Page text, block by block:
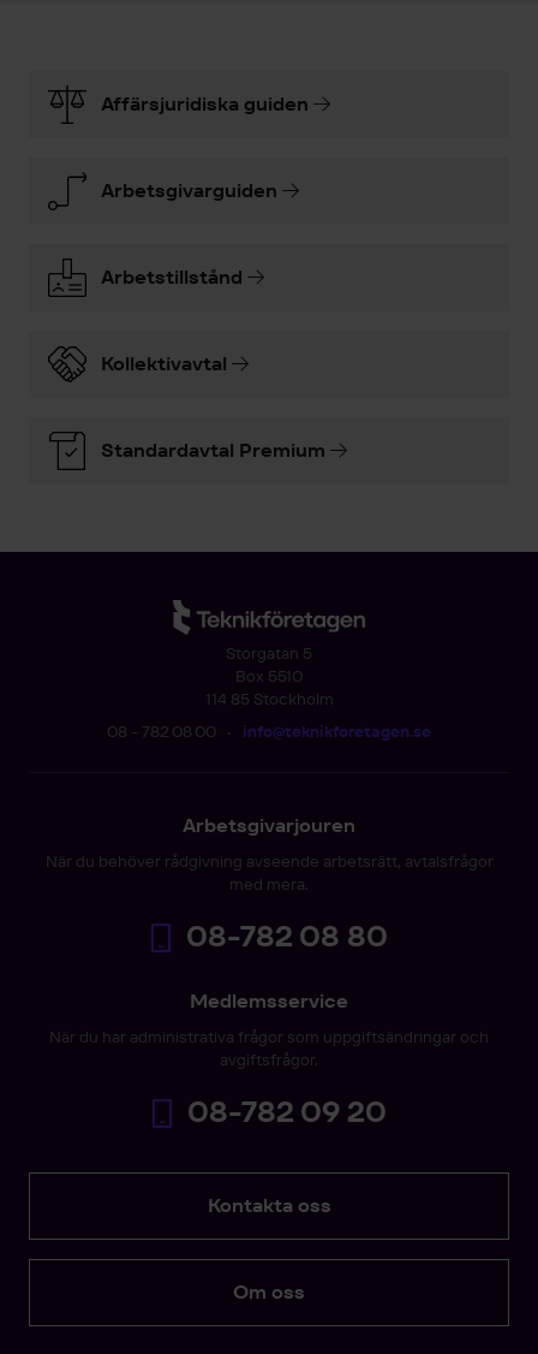
Affärsjuridiska guiden
Arbetsgivarguiden
Arbetstillstånd
Kollektivavtal
Standardavtal Premium
Storgatan 5
Box 5510
114 85 Stockholm
08 - 782 08 00 • info@teknikforetagen.se
Arbetsgivarjouren
När du behöver rådgivning avseende arbetsrätt, avtalsfrågor
med mera.
08-782 08 80
Medlemsservice
När du har administrativa frågor som uppgiftsändringar och
avgiftsfrågor.
08-782 09 20
Kontakta oss
Om oss